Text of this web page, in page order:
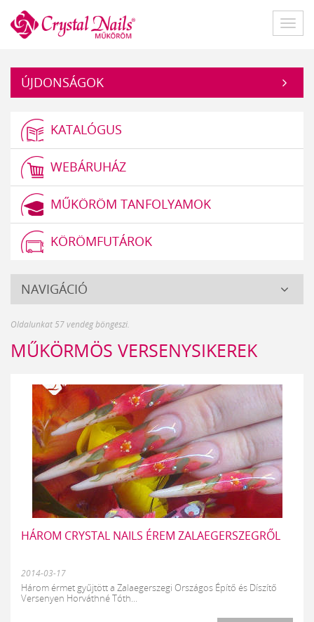
Műköröm
ÚJDONSÁGOK
KATALÓGUS
WEBÁRUHÁZ
MŰKÖRÖM TANFOLYAMOK
KÖRÖMFUTÁROK
Crystal
NAVIGÁCIÓ
Oldalunkat 57 vendég böngészi.
MŰKÖRMÖS VERSENYSIKEREK
HÁROM CRYSTAL NAILS ÉREM ZALAEGERSZEGRŐL
2014-03-17
Három érmet gyűjtött a Zalaegerszegi Országos Építő és Díszítő
Versenyen Horváthné Tóth...